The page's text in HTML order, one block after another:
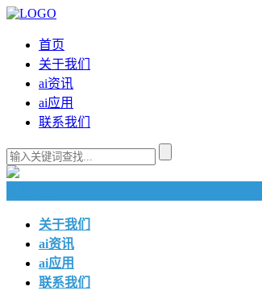
首页
关于我们
ai资讯
ai应用
联系我们
关于我们
ai资讯
ai应用
联系我们